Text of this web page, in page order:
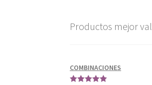
Productos mejor
COMBINACIONES